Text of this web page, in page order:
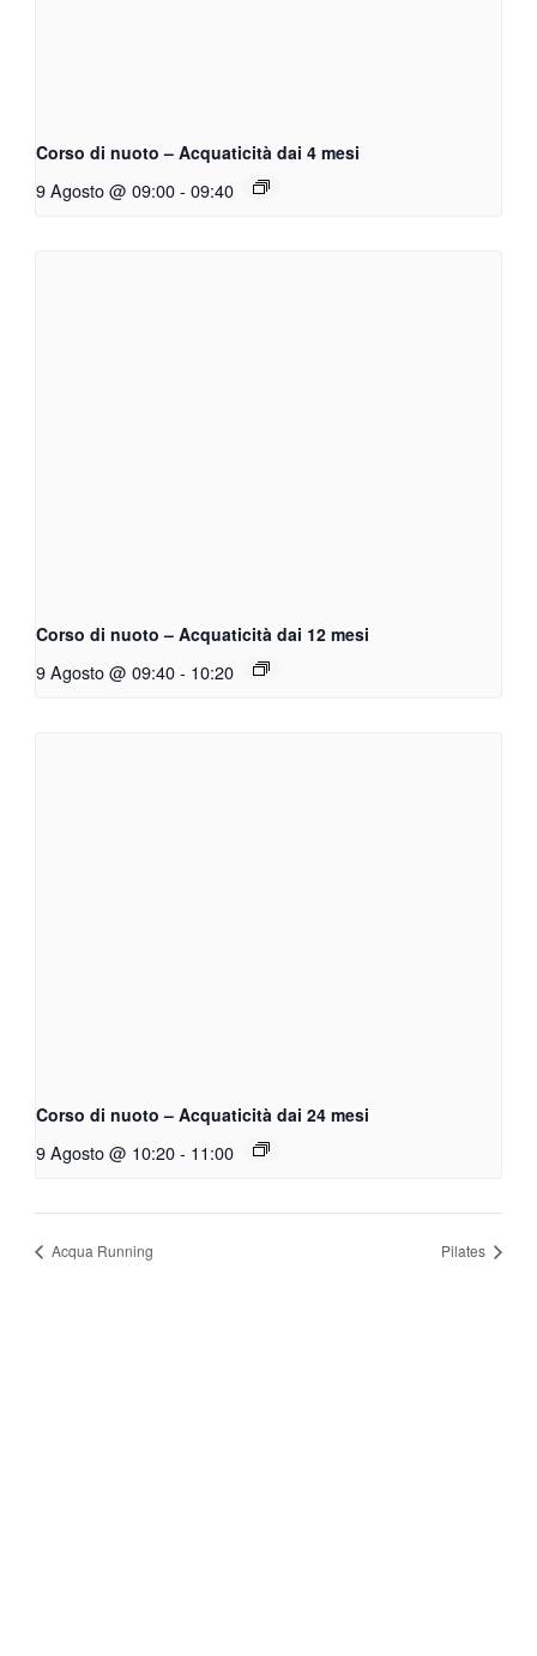
Corso di nuoto – Acquaticità dai 4 mesi
9 Agosto @ 09:00 - 09:40
Corso di nuoto – Acquaticità dai 12 mesi
9 Agosto @ 09:40 - 10:20
Corso di nuoto – Acquaticità dai 24 mesi
9 Agosto @ 10:20 - 11:00
Acqua Running Pilates